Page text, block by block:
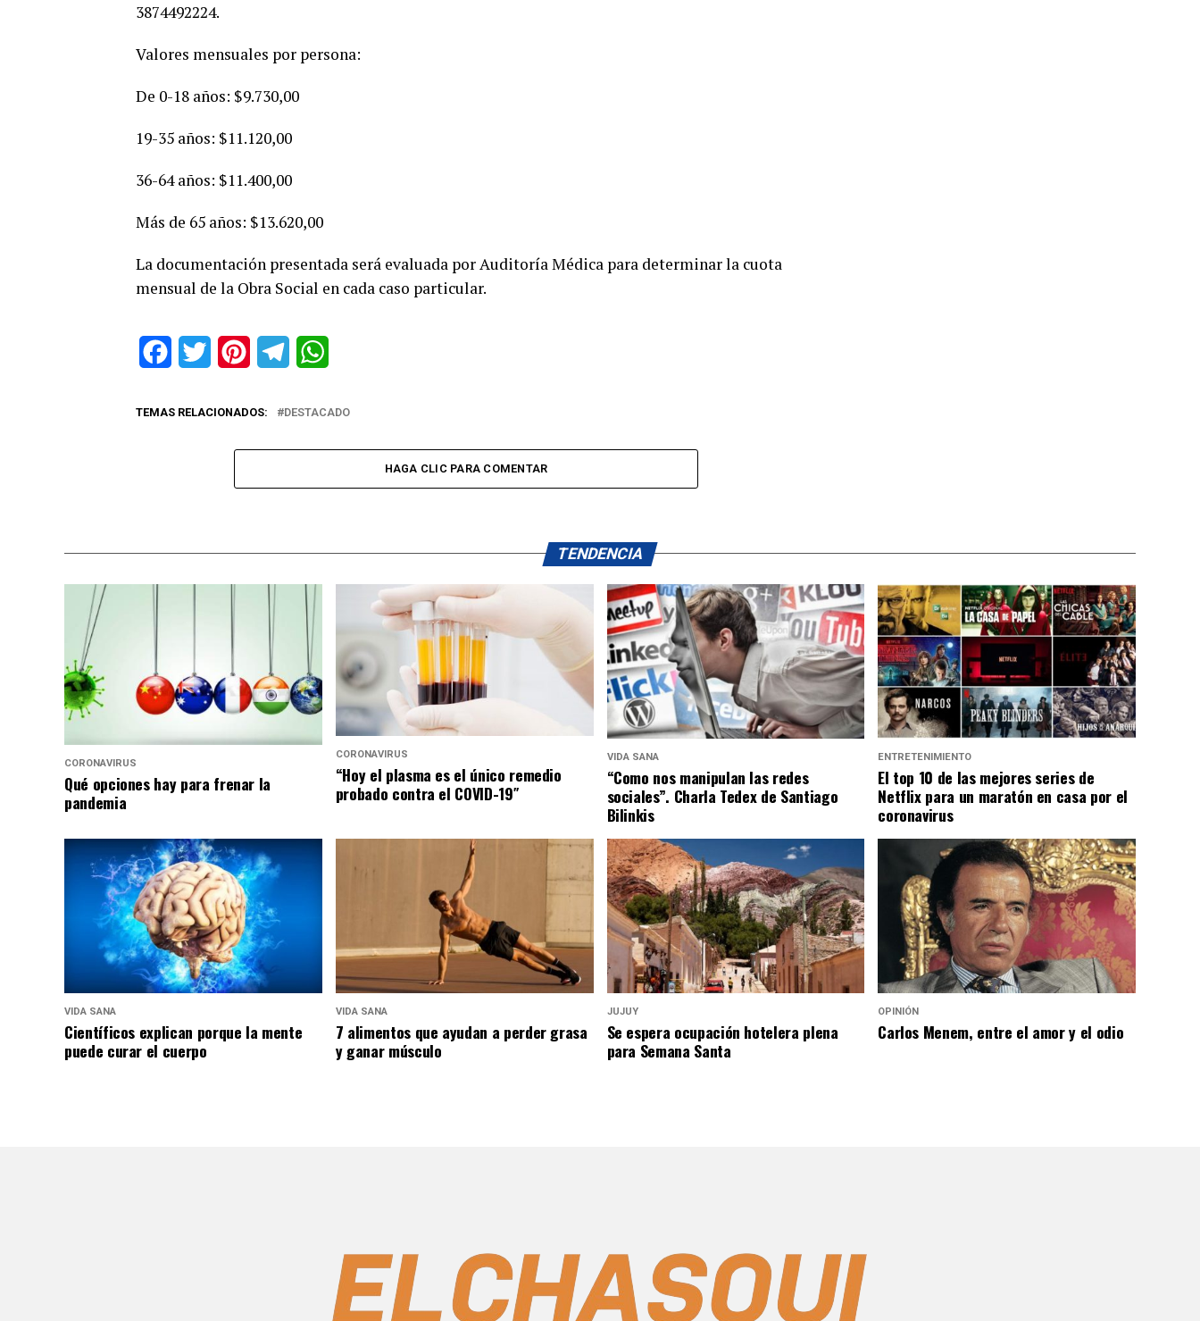
3874492224.
Valores mensuales por persona:
De 0-18 años: $9.730,00
19-35 años: $11.120,00
36-64 años: $11.400,00
Más de 65 años: $13.620,00
La documentación presentada será evaluada por Auditoría Médica para determinar la cuota
mensual de la Obra Social en cada caso particular.
FacebookTwitter PinterestTelegram
TEMAS RELACIONADOS: DESTACADO
HAGA CLIC PARA COMENTAR
TENDENCIA
CORONAVIRUS
Qué opciones hay para frenar la
pandemia
CORONAVIRUS
“Hoy el plasma es el único remedio
probado contra el COVID-19″
VIDA SANA
“Como nos manipulan las redes
sociales”. Charla Tedex de Santiago
Bilinkis
ENTRETENIMIENTO
El top 10 de las mejores series de
Netflix para un maratón en casa por el
coronavirus
VIDA SANA
Científicos explican porque la mente
puede curar el cuerpo
VIDA SANA
7 alimentos que ayudan a perder grasa
y ganar músculo
JUJUY
Se espera ocupación hotelera plena
para Semana Santa
OPINIÓN
Carlos Menem, entre el amor y el odio